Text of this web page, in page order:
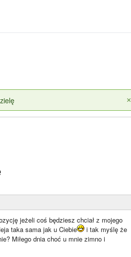
×
jeżeli coś będziesz chciał z mojego
taka sama jak u Ciebie
i tak myślę że
Miłego dnia choć u mnie zimno i